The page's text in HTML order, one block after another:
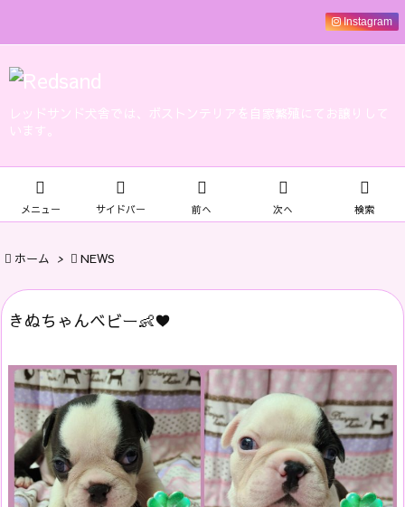
レッドサンド犬舎では、ボストンテリアを自家繁殖にてお譲りして
います。

メニュー

サイドバー

前へ

次へ

検索
Instagram
 ホーム >  NEWS
きぬちゃんベビー👶♥️